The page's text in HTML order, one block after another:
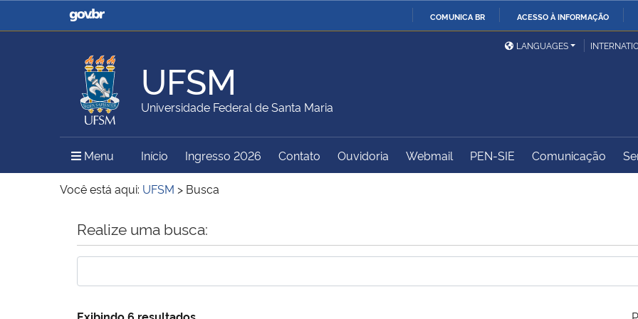
COMUNICA BR ACESSO À INFORMAÇÃO
Casa Civil
Ministério da Justiça e
Ministério da Defesa
Ministério das Relações
Exteriores
Ministério da Agricultura,
Pecuária e Abastecimento
Ministério da Educação
Ministério do Meio Ambiente Ministério do Turismo
Ministério do
Controladoria-Geral da
LANGUAGES
UFSM
Universidade Federal de Santa Maria
Menu Menu Principal do Sítio
Início Ingresso 2026 Contato Ouvidoria Webmail PEN-SIE Comunicação
Você está aqui: UFSM > Busca
Início do conteúdo
Realize uma busca:
Exibindo 6 resultados